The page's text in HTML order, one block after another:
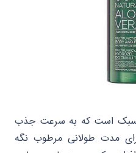
سبک است که به سرعت جذب
مدت طولانی مرطوب نگه